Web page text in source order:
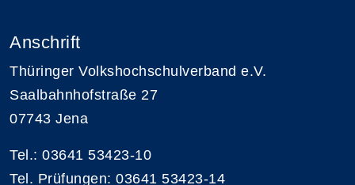
Anschrift
Thüringer Volkshochschulverband e.V.
Saalbahnhofstraße 27
07743 Jena
Tel.: 03641 53423-10
Tel. Prüfungen: 03641 53423-14